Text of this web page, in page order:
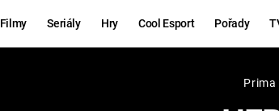
Filmy Seriály Hry Cool Esport Pořady
Prima